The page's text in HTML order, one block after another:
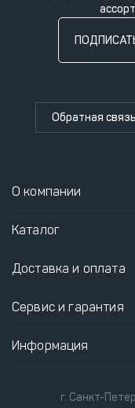
Обратная связь
О компании
Каталог
Доставка и оплата
Сервис и гарантия
Информация
г. Санкт-